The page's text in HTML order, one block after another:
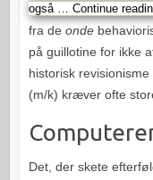
også … Continue
fra de onde
på guillotine for ikke
historisk revisionisme
(m/k) kræver ofte
Det, der skete